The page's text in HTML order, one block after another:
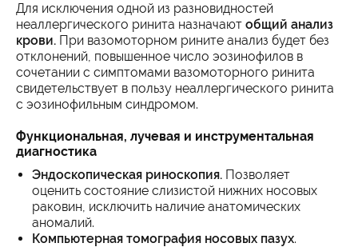
Для исключения одной из разновидностей
неаллергического ринита назначают общий анализ
крови. При вазомоторном рините анализ будет без
отклонений, повышенное число эозинофилов в
сочетании с симптомами вазомоторного ринита
свидетельствует в пользу неаллергического ринита
с эозинофильным синдромом.
Функциональная, лучевая и инструментальная
диагностика
Эндоскопическая риноскопия. Позволяет
оценить состояние слизистой нижних носовых
раковин, исключить наличие анатомических
аномалий.
Компьютерная томография носовых пазух.